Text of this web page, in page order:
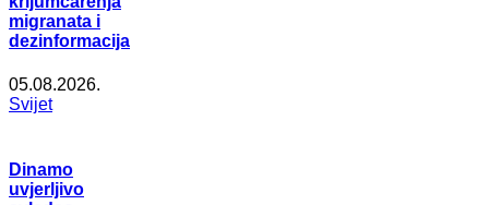
migranata i
dezinformacija
05.08.2026.
Svijet
Dinamo
uvjerljivo